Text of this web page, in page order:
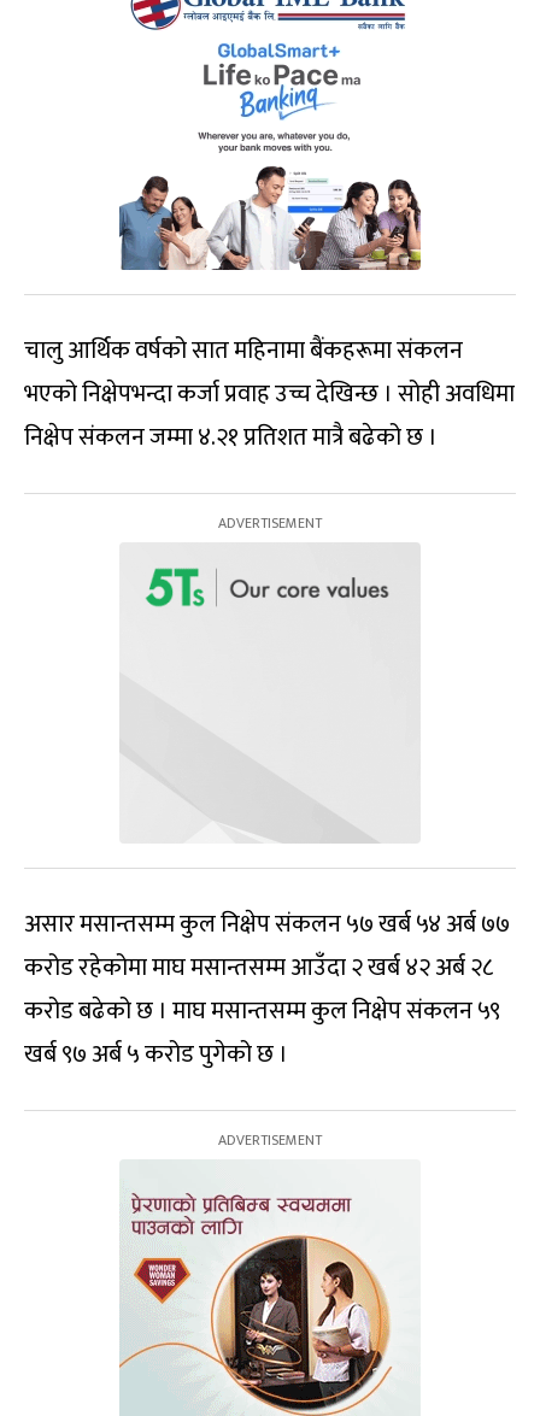
चालु आर्थिक वर्षको सात महिनामा बैंकहरूमा संकलन
भएको निक्षेपभन्दा कर्जा प्रवाह उच्च देखिन्छ । सोही अवधिमा
निक्षेप संकलन जम्मा ४.२१ प्रतिशत मात्रै बढेको छ ।
असार मसान्तसम्म कुल निक्षेप संकलन ५७ खर्ब ५४ अर्ब ७७
करोड रहेकोमा माघ मसान्तसम्म आउँदा २ खर्ब ४२ अर्ब २८
करोड बढेको छ । माघ मसान्तसम्म कुल निक्षेप संकलन ५९
खर्ब ९७ अर्ब ५ करोड पुगेको छ ।